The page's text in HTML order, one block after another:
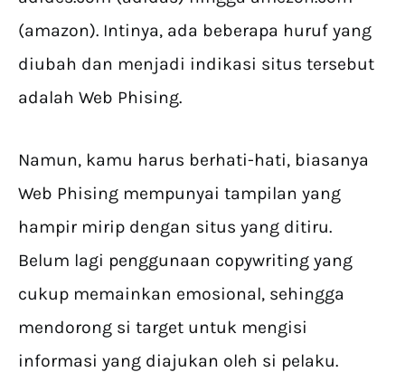
(amazon). Intinya, ada beberapa huruf yang
diubah dan menjadi indikasi situs tersebut
adalah Web Phising.
Namun, kamu harus berhati-hati, biasanya
Web Phising mempunyai tampilan yang
hampir mirip dengan situs yang ditiru.
Belum lagi penggunaan copywriting yang
cukup memainkan emosional, sehingga
mendorong si target untuk mengisi
informasi yang diajukan oleh si pelaku.